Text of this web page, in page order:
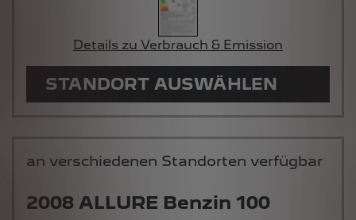
Details zu Verbrauch & Emission
STANDORT AUSWÄHLEN
2008 ALLURE Benzin 100
an verschiedenen Standorten verfügbar